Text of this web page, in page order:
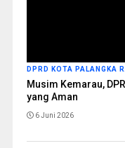
DPRD KOTA PALANGKA
Musim Kemarau,
yang Aman
6 Juni 2026